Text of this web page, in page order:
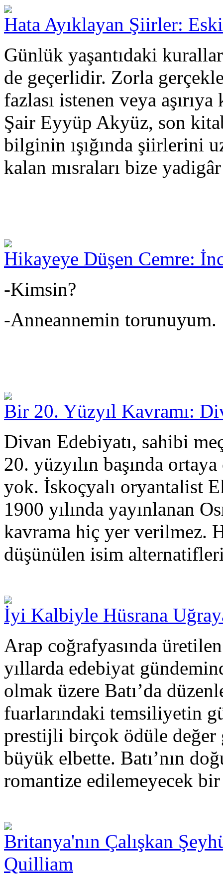
Hata Ayıklayan Şiirler:
Günlük yaşantıdaki
de geçerlidir. Zorla
fazlası istenen veya
Şair Eyyüp Akyüz, son
bilginin ışığında şiirlerini
kalan mısraları bize
Hikayeye Düşen Cemre:
-Kimsin?
-Anneannemin torunuyum.
Bir 20. Yüzyıl Kavramı:
Divan Edebiyatı, sahibi
20. yüzyılın başında
yok. İskoçyalı oryantalist
1900 yılında yayınlanan
kavrama hiç yer verilmez.
düşünülen isim
İyi Kalbiyle Hüsrana
Arap coğrafyasında
yıllarda edebiyat
olmak üzere Batı’da
fuarlarındaki temsiliyetin
prestijli birçok ödüle
büyük elbette. Batı’nın
romantize edilemeyecek
Britanya'nın Çalışkan
Quilliam